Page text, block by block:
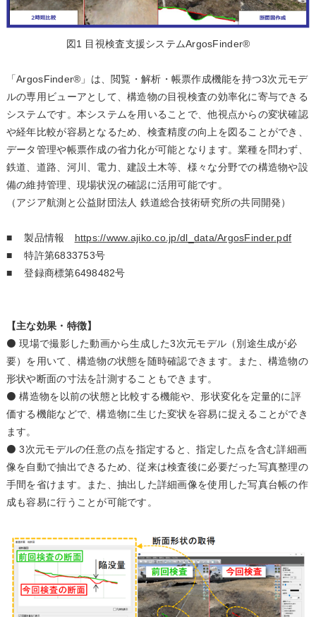
図1 目視検査支援システムArgosFinder®
「ArgosFinder®」は、閲覧・解析・帳票作成機能を持つ3次元モデ
ルの専⽤ビューアとして、構造物の目視検査の効率化に寄与できる
システムです。本システムを用いることで、他視点からの変状確認
や経年比較が容易となるため、検査精度の向上を図ることができ、
データ管理や帳票作成の省力化が可能となります。業種を問わず、
鉄道、道路、河川、電力、建設土木等、様々な分野での構造物や設
備の維持管理、現場状況の確認に活用可能です。
（アジア航測と公益財団法人 鉄道総合技術研究所の共同開発）
■ 製品情報 https://www.ajiko.co.jp/dl_data/ArgosFinder.pdf
■ 特許第6833753号
■ 登録商標第6498482号
【主な効果・特徴】
⚫ 現場で撮影した動画から生成した3次元モデル（別途生成が必
要）を用いて、構造物の状態を随時確認できます。また、構造物の
形状や断面の寸法を計測することもできます。
⚫ 構造物を以前の状態と比較する機能や、形状変化を定量的に評
価する機能などで、構造物に生じた変状を容易に捉えることができ
ます。
⚫ 3次元モデルの任意の点を指定すると、指定した点を含む詳細画
像を自動で抽出できるため、従来は検査後に必要だった写真整理の
手間を省けます。また、抽出した詳細画像を使用した写真台帳の作
成も容易に行うことが可能です。